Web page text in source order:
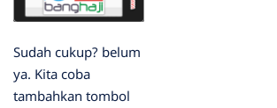
Sudah cukup? belum
ya. Kita coba
tambahkan tombol